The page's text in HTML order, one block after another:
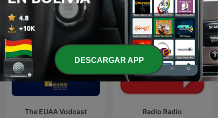
The EUAA Vodcast Radio Radio
DESCARGAR APP